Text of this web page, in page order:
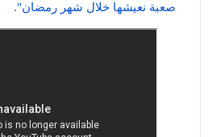
صعبة نعيشها خلال شهر رمضان".